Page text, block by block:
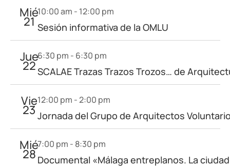
Mié
21
10:00 am - 12:00 pm
Sesión informativa de la OMLU
Jue
22
6:30 pm - 6:30 pm
SCALAE Trazas Trazos Trozos… de
Vie
23
12:00 pm -2:00 pm
Jornada del Grupo de Arquitectos
Mié
28
7:00 pm - 8:30 pm
Documental «Málaga entreplanos. La